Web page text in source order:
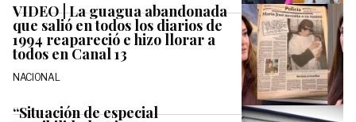
VIDEO | La guagua abandonada
que salió en todos los diarios de
1994 reapareció e hizo llorar a
todos en Canal 13
NACIONAL
“Situación de especial